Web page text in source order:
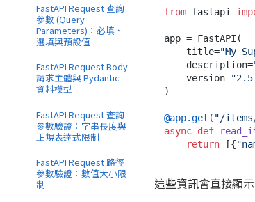
from fastapi
app = FastAPI(
    title=
"My
    description=
    version=
)
@app.get( "/
async def
return [{
這些資訊會直接顯
FastAPI Request 查詢
參數 (Query
Parameters)：必填、
選填與預設值
FastAPI Request Body
請求主體與 Pydantic
資料模型
FastAPI Request 查詢
參數驗證：字串長度與
正規表達式限制
FastAPI Request 路徑
參數驗證：數值大小限
制